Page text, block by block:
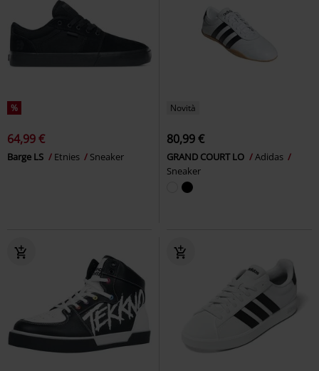
%
64,99 €
Barge LS Etnies Sneaker
Novità
80,99 €
GRAND COURT LO
Adidas
Sneaker